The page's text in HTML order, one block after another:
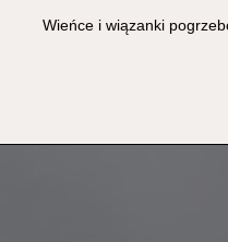
Wieńce i wiązanki